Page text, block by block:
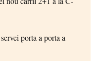
porta a porta a